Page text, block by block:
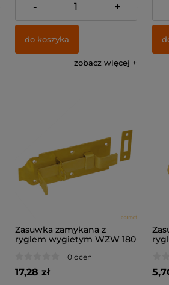
Cena netto:
16,23 zł
- +
do koszyka
zobacz więcej
Zasuwka zamykana z
ryglem wygietym WZW 180
0 ocen
17,28 zł